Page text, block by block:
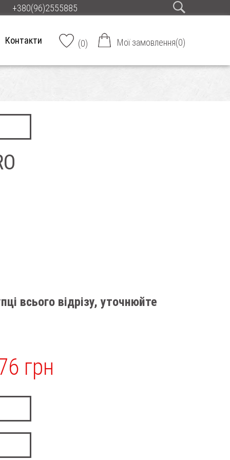
+380(96)2555885
Контакти (0) Мої замовлення(0)
всього відрізу, уточнюйте
грн